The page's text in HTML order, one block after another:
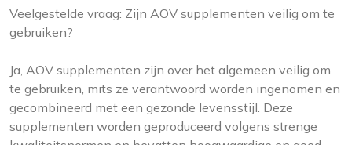
Veelgestelde vraag: Zijn AOV supplementen veilig om te
gebruiken?
Ja, AOV supplementen zijn over het algemeen veilig om
te gebruiken, mits ze verantwoord worden ingenomen en
gecombineerd met een gezonde levensstijl. Deze
supplementen worden geproduceerd volgens strenge